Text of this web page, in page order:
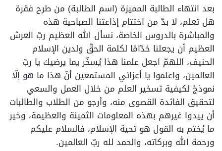
بعد انتهاء الطالبة المميزة (اسم الطالبة) من طرح فقرة
هل تعلم، لا بدّ من اختتام إذاعتنا الصباحية هذه
والمباشرة بالدروس الخاصة، نسأل الله العظيم ربّ العرش
العظيم أن يجعلنا خدّامًا لكلمة الحقّ ولدين الإسلام
الحنيف، اللهمّ اجعل علمنا هذا يُسخّر يما يرضيك يا ربّ
العالمين، واعلموا يا أعزائي المستمعين أنّ هذا ما هو إلّا
نموذجً لكيفية تسخير العلم من خلال العمل والسعي
لتحقيق الفائدة القصوى منه، وأرجو من الطلاب والطالبات
أن ييدوا غيرهم بهذه المعلومات الثمينة والعظيمة، وخير
ما يُختم به القول هو تحية الإسلام، فالسلام عليكم
ورحمة الله وبركاته، والحمد لله ربّ العالمين.